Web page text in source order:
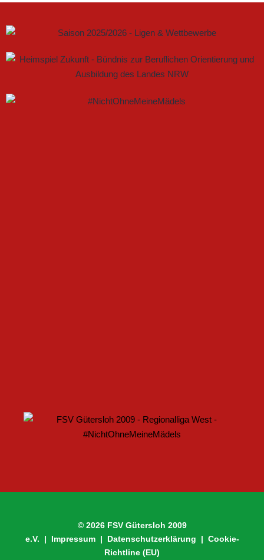
© 2026 FSV Gütersloh 2009
e.V. | Impressum| Datenschutzerklärung | Cookie-
Richtline (EU)